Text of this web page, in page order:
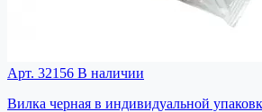
Арт. 32156 В наличии
Вилка черная в индивидуальной